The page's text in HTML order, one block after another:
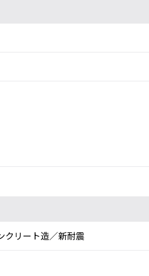
クリート造／新耐震